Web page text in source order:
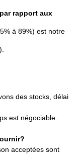
rapport aux
à 89%) est notre
des stocks, délai
est négociable.
acceptées sont